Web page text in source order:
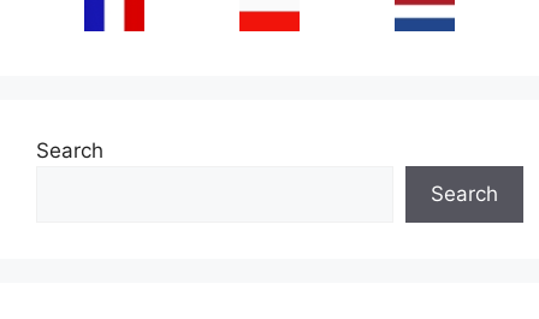
Search
Search